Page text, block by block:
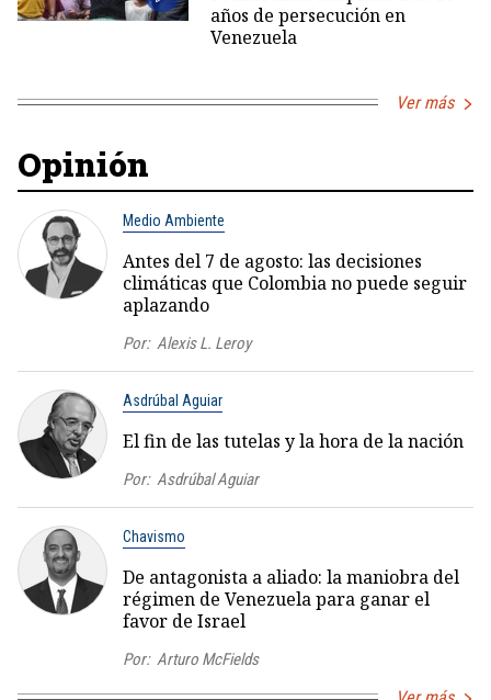
años de persecución en
Venezuela
Ver más
Opinión
Medio Ambiente
Antes del 7 de agosto: las decisiones
climáticas que Colombia no puede seguir
aplazando
Por: Alexis L. Leroy
Asdrúbal Aguiar
El fin de las tutelas y la hora de la nación
Por: Asdrúbal Aguiar
Chavismo
De antagonista a aliado: la maniobra del
régimen de Venezuela para ganar el
favor de Israel
Por: Arturo McFields